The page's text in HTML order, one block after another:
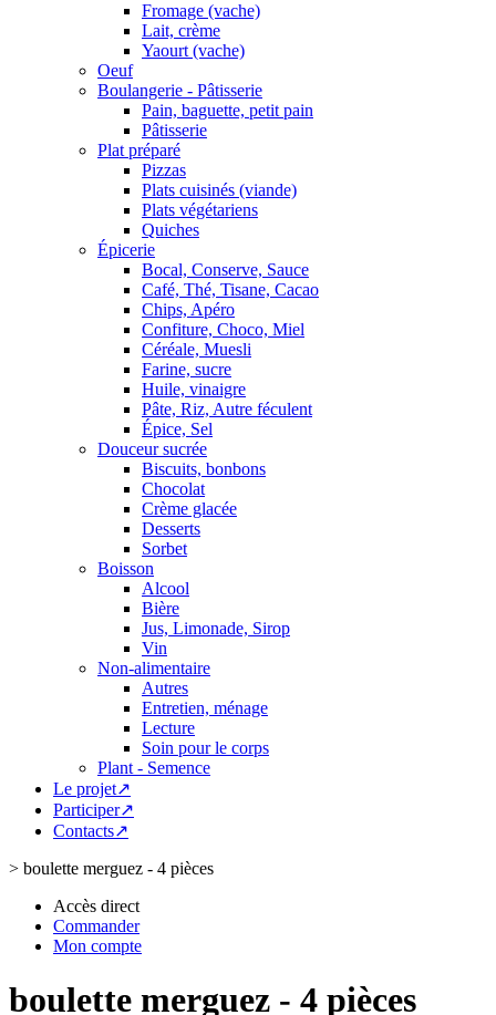
Fromage (vache)
Lait, crème
Yaourt (vache)
Oeuf
Boulangerie - Pâtisserie
Pain, baguette, petit pain
Pâtisserie
Plat préparé
Pizzas
Plats cuisinés (viande)
Plats végétariens
Quiches
Épicerie
Bocal, Conserve, Sauce
Café, Thé, Tisane, Cacao
Chips, Apéro
Confiture, Choco, Miel
Céréale, Muesli
Farine, sucre
Huile, vinaigre
Pâte, Riz, Autre féculent
Épice, Sel
Douceur sucrée
Biscuits, bonbons
Chocolat
Crème glacée
Desserts
Sorbet
Boisson
Alcool
Bière
Jus, Limonade, Sirop
Vin
Non-alimentaire
Autres
Entretien, ménage
Lecture
Soin pour le corps
Plant - Semence
Le projet↗
Participer↗
Contacts↗
> boulette merguez - 4 pièces
Accès direct
Commander
Mon compte
boulette merguez - 4 pièces